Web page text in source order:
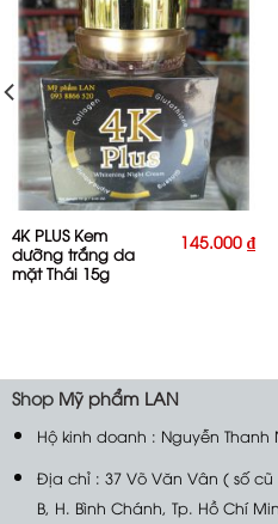
4K PLUS Kem
dưỡng trắng da
mặt Thái 15g
145.000 ₫
Shop Mỹ phẩm LAN
Hộ kinh doanh : Nguyễn Thanh
Địa chỉ : 37 Võ Văn Vân ( số cũ
B, H. Bình Chánh, Tp. Hồ Chí